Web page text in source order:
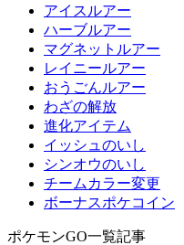
アイスルアー
ハーブルアー
マグネットルアー
レイニールアー
おうごんルアー
わざの解放
進化アイテム
イッシュのいし
シンオウのいし
チームカラー変更
ボーナスポケコイン
ポケモンGO一覧記事